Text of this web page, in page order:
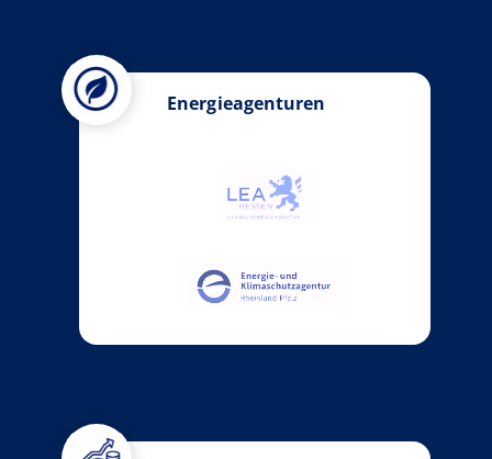
Energieagenturen